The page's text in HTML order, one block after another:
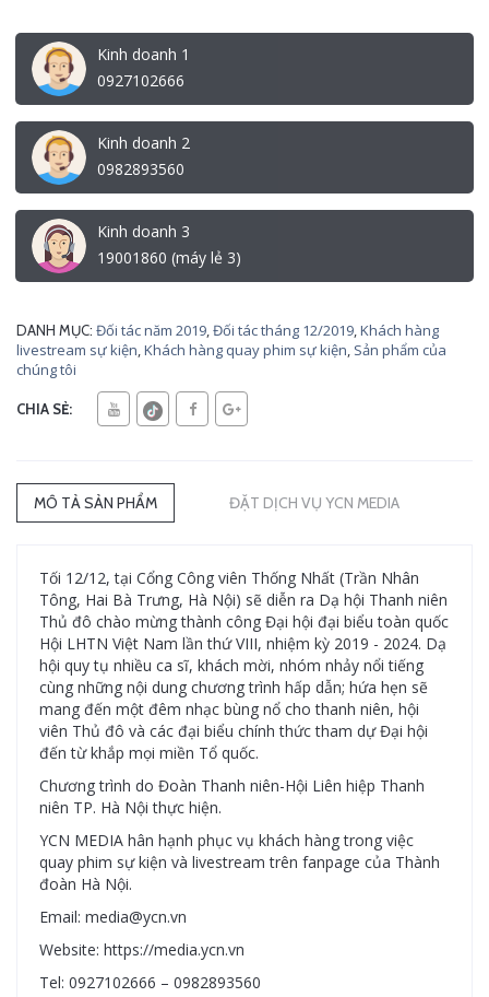
Kinh doanh 1
0927102666
Kinh doanh 2
0982893560
Kinh doanh 3
19001860 (máy lẻ 3)
DANH MỤC: Đối tác năm 2019,Đối tác tháng 12/2019,Khách hàng
livestream sự kiện,Khách hàng quay phim sự kiện, Sản phẩm của
chúng tôi
CHIA SẺ:
MÔ TẢ SẢN PHẨM ĐẶT DỊCH VỤ YCN MEDIA
Tối 12/12, tại Cổng Công viên Thống Nhất (Trần Nhân
Tông, Hai Bà Trưng, Hà Nội) sẽ diễn ra Dạ hội Thanh niên
Thủ đô chào mừng thành công Đại hội đại biểu toàn quốc
Hội LHTN Việt Nam lần thứ VIII, nhiệm kỳ 2019 - 2024. Dạ
hội quy tụ nhiều ca sĩ, khách mời, nhóm nhảy nổi tiếng
cùng những nội dung chương trình hấp dẫn; hứa hẹn sẽ
mang đến một đêm nhạc bùng nổ cho thanh niên, hội
viên Thủ đô và các đại biểu chính thức tham dự Đại hội
đến từ khắp mọi miền Tổ quốc.
Chương trình do Đoàn Thanh niên-Hội Liên hiệp Thanh
niên TP. Hà Nội thực hiện.
YCN MEDIA hân hạnh phục vụ khách hàng trong việc
quay phim sự kiện và livestream trên fanpage của Thành
đoàn Hà Nội.
Email: media@ycn.vn
Website: https://media.ycn.vn
Tel: 0927102666 – 0982893560